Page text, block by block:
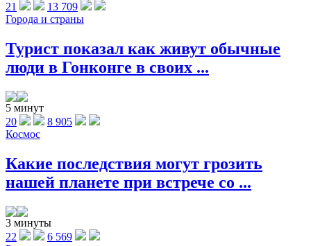
21
13 709
Города и страны
Турист показал как живут обычные
люди в Гонконге в своих ...
5 минут
20
8 905
Космос
Какие последствия могут грозить
нашей планете при встрече со ...
3 минуты
22
6 569